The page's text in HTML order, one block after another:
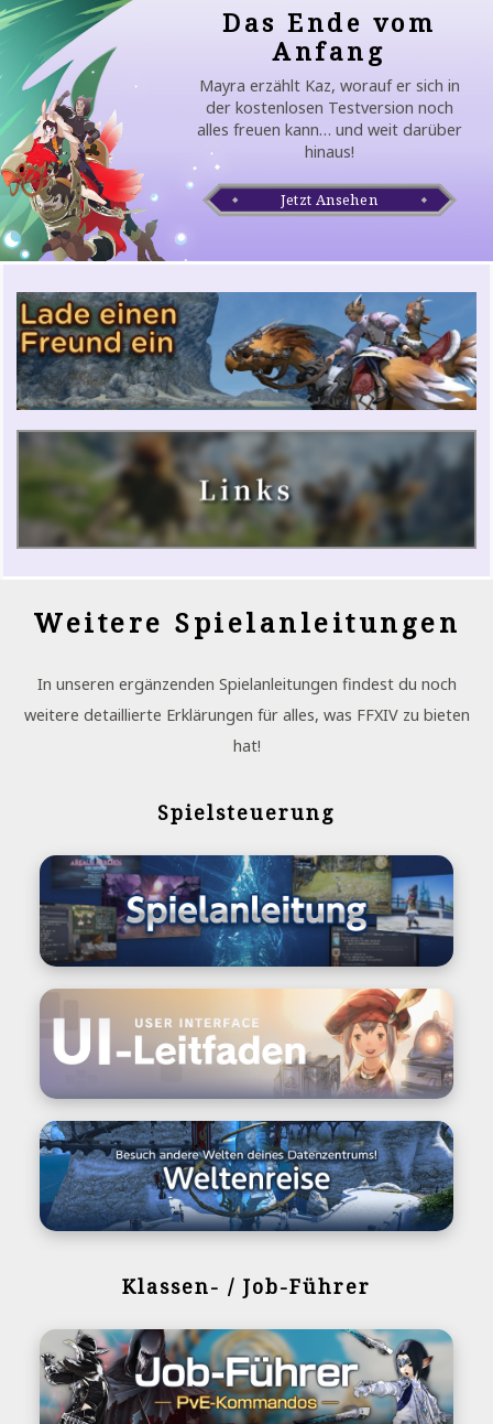
Das Ende vom
Anfang
Mayra erzählt Kaz, worauf er sich in
der kostenlosen Testversion noch
alles freuen kann… und weit darüber
hinaus!
Jetzt Ansehen
Weitere Spielanleitungen
In unseren ergänzenden Spielanleitungen findest du noch
weitere detaillierte Erklärungen für alles, was FFXIV zu bieten
hat!
Spielsteuerung
Klassen- / Job-Führer